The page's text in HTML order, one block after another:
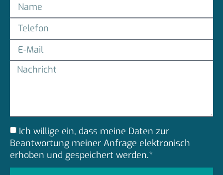
Ich willige ein, dass meine Daten zur
Beantwortung meiner Anfrage elektronisch
erhoben und gespeichert werden.*